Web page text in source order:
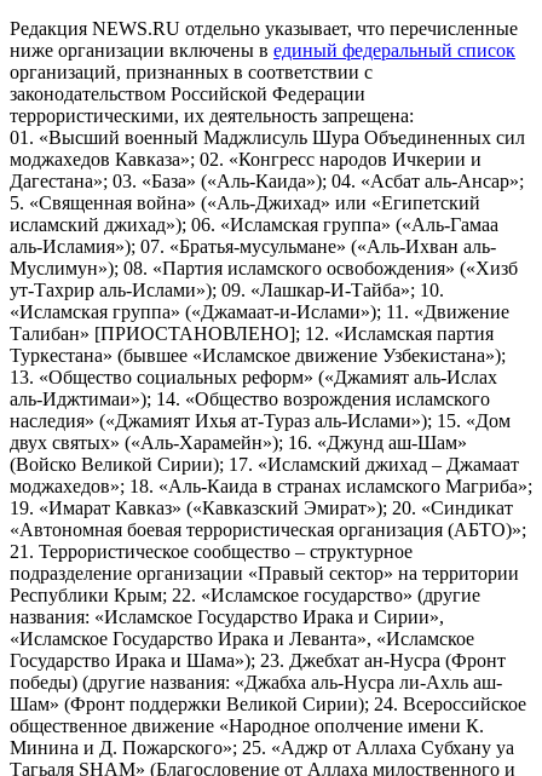
Редакция NEWS.RU отдельно указывает, что перечисленные
ниже организации включены в единый федеральный список
организаций, признанных в соответствии с
законодательством Российской Федерации
террористическими, их деятельность запрещена:
01. «Высший военный Маджлисуль Шура Объединенных сил
моджахедов Кавказа»; 02. «Конгресс народов Ичкерии и
Дагестана»; 03. «База» («Аль-Каида»); 04. «Асбат аль-Ансар»;
5. «Священная война» («Аль-Джихад» или «Египетский
исламский джихад»); 06. «Исламская группа» («Аль-Гамаа
аль-Исламия»); 07. «Братья-мусульмане» («Аль-Ихван аль-
Муслимун»); 08. «Партия исламского освобождения» («Хизб
ут-Тахрир аль-Ислами»); 09. «Лашкар-И-Тайба»; 10.
«Исламская группа» («Джамаат-и-Ислами»); 11. «Движение
Талибан» [ПРИОСТАНОВЛЕНО]; 12. «Исламская партия
Туркестана» (бывшее «Исламское движение Узбекистана»);
13. «Общество социальных реформ» («Джамият аль-Ислах
аль-Иджтимаи»); 14. «Общество возрождения исламского
наследия» («Джамият Ихья ат-Тураз аль-Ислами»); 15. «Дом
двух святых» («Аль-Харамейн»); 16. «Джунд аш-Шам»
(Войско Великой Сирии); 17. «Исламский джихад – Джамаат
моджахедов»; 18. «Аль-Каида в странах исламского Магриба»;
19. «Имарат Кавказ» («Кавказский Эмират»); 20. «Синдикат
«Автономная боевая террористическая организация (АБТО)»;
21. Террористическое сообщество – структурное
подразделение организации «Правый сектор» на территории
Республики Крым; 22. «Исламское государство» (другие
названия: «Исламское Государство Ирака и Сирии»,
«Исламское Государство Ирака и Леванта», «Исламское
Государство Ирака и Шама»); 23. Джебхат ан-Нусра (Фронт
победы) (другие названия: «Джабха аль-Нусра ли-Ахль аш-
Шам» (Фронт поддержки Великой Сирии); 24. Всероссийское
общественное движение «Народное ополчение имени К.
Минина и Д. Пожарского»; 25. «Аджр от Аллаха Субхану уа
Тагьаля SHAM» (Благословение от Аллаха милоственного и